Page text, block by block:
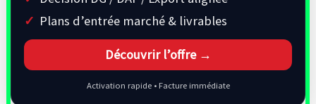
Plans d’entrée marché & livrables
Découvrir l’offre →
Activation rapide • Facture immédiate